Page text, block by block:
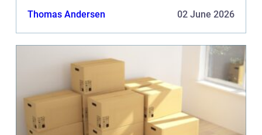
Thomas Andersen 02 June 2026